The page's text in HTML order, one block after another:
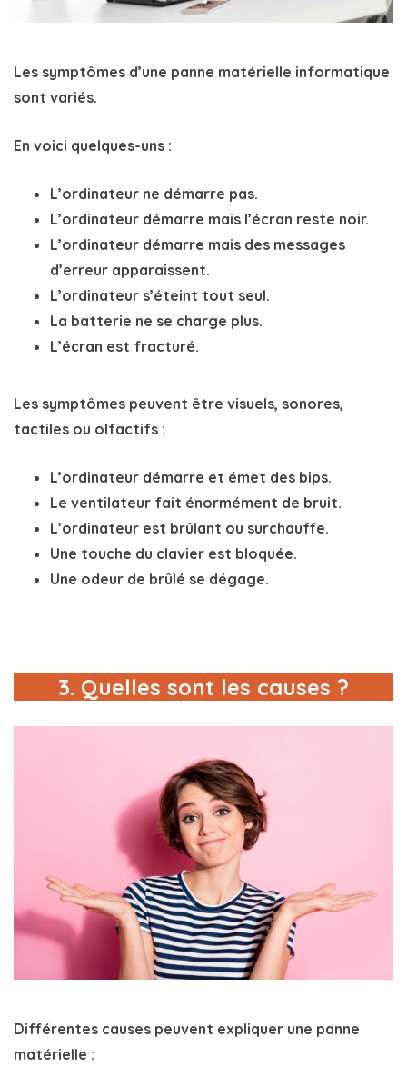
Les symptômes d’une panne matérielle informatique
sont variés.
En voici quelques-uns :
L’ordinateur ne démarre pas.
L’ordinateur démarre mais l’écran reste noir.
L’ordinateur démarre mais des messages
d’erreur apparaissent.
L’ordinateur s’éteint tout seul.
La batterie ne se charge plus.
L’écran est fracturé.
Les symptômes peuvent être visuels, sonores,
tactiles ou olfactifs :
L’ordinateur démarre et émet des bips.
Le ventilateur fait énormément de bruit.
L’ordinateur est brûlant ou surchauffe.
Une touche du clavier est bloquée.
Une odeur de brûlé se dégage.
3. Quelles sont les causes ?
Différentes causes peuvent expliquer une panne
matérielle :